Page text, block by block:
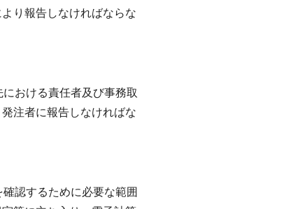
り報告しなければならな
おける責任者及び事務取
注者に報告しなければな
認するために必要な範囲